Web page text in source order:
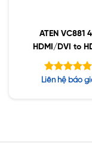
ATEN VC881
HDMI/DVI to
Được xếp
Liên hệ báo